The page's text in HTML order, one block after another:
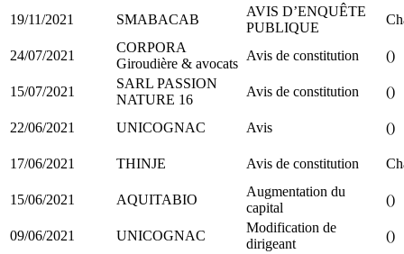
19/11/2021 SMABACAB
AVIS D’ENQUÊTE
PUBLIQUE
24/07/2021
CORPORA
Giroudière & avocats
Avis de constitution ()
15/07/2021
SARL PASSION
NATURE 16
Avis de constitution ()
22/06/2021 UNICOGNAC Avis ()
17/06/2021 THINJE Avis de constitution
15/06/2021 AQUITABIO
Augmentation du
capital
()
09/06/2021 UNICOGNAC
Modification de
dirigeant
()